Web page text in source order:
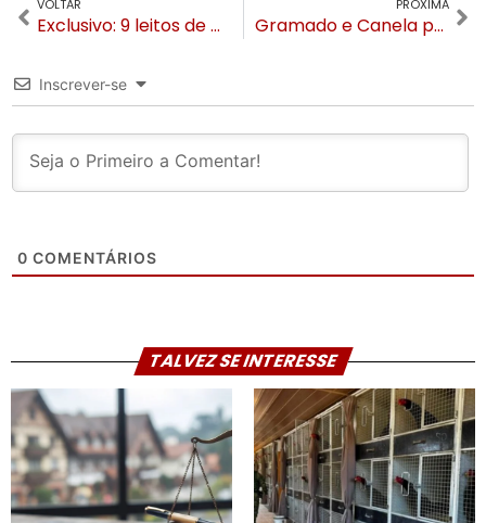
VOLTAR
Exclusivo: 9 leitos de UTI e o pós-pandemia. Conheça as estratégias da Saúde em Canela
PRÓXIMA
Gramado e Canela passam para a Bandeira Laranja
Inscrever-se
0 COMENTÁRIOS
TALVEZ SE INTERESSE